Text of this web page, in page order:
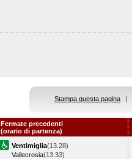
Stampa questa pagina |
Fermate precedenti
(orario di partenza)
Ventimiglia(13.28)
Vallecrosia(13.33)